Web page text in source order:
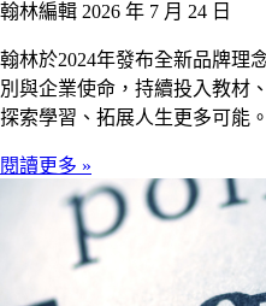
翰林編輯 2026 年 7 月 24 日
翰林於2024年發布全新品牌理
別與企業使命，持續投入教材
探索學習、拓展人生更多可能。
閱讀更多 »